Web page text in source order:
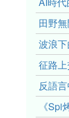
田野
波浪
征路
反語
《